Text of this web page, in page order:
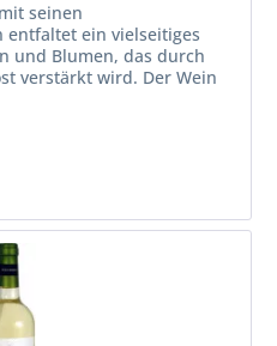
seinen
entfaltet ein vielseitiges
und Blumen, das durch
verstärkt wird. Der Wein
trinken....